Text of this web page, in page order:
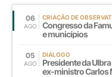
06
AGO
CRIAÇÃO DE
Congresso da
e municípios
05
AGO
DIÁLOGO
Presidente da
ex-ministro Carlos